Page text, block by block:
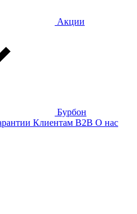
Акции
Бурбон
Клиентам B2B О нас